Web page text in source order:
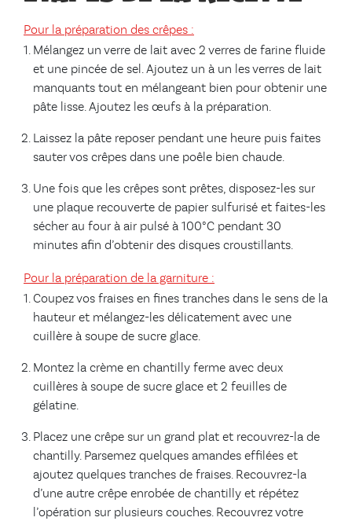
Pour la préparation des crêpes :
Mélangez un verre de lait avec 2 verres de farine fluide
et une pincée de sel. Ajoutez un à un les verres de lait
manquants tout en mélangeant bien pour obtenir une
pâte lisse. Ajoutez les œufs à la préparation.
Laissez la pâte reposer pendant une heure puis faites
sauter vos crêpes dans une poêle bien chaude.
Une fois que les crêpes sont prêtes, disposez-les sur
une plaque recouverte de papier sulfurisé et faites-les
sécher au four à air pulsé à 100°C pendant 30
minutes afin d’obtenir des disques croustillants.
Pour la préparation de la garniture :
Coupez vos fraises en fines tranches dans le sens de la
hauteur et mélangez-les délicatement avec une
cuillère à soupe de sucre glace.
Montez la crème en chantilly ferme avec deux
cuillères à soupe de sucre glace et 2 feuilles de
gélatine.
Placez une crêpe sur un grand plat et recouvrez-la de
chantilly. Parsemez quelques amandes effilées et
ajoutez quelques tranches de fraises. Recouvrez-la
d’une autre crêpe enrobée de chantilly et répétez
l’opération sur plusieurs couches. Recouvrez votre